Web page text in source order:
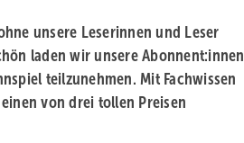
unsere Leserinnen und Leser
laden wir unsere Abonnent:innen
teil­zunehmen. Mit Fachwissen
von drei tollen Preisen